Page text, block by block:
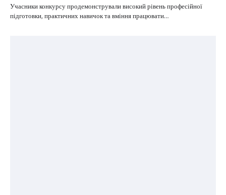
Учасники конкурсу продемонстрували високий рівень професійної
підготовки, практичних навичок та вміння працювати…